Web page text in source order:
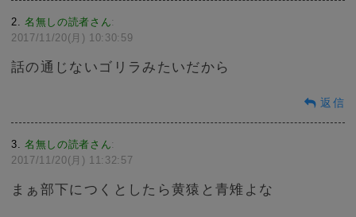
2 名無しの読者さん:
2017/11/20(月) 10:30:59
話の通じないゴリラみたいだから
返信
3 名無しの読者さん:
2017/11/20(月) 11:32:57
まぁ部下につくとしたら黄猿と青雉よな